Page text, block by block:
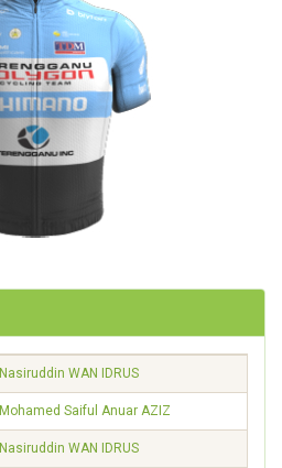
Nasiruddin WAN IDRUS
Mohamed Saiful Anuar AZIZ
Nasiruddin WAN IDRUS